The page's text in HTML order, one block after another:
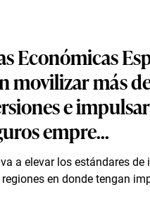
Económicas
movilizar más
e
empre...
a elevar los estándares de
en donde tengan